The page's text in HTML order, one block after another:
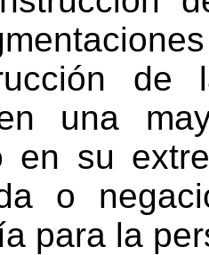
de
una
en su
o
para la